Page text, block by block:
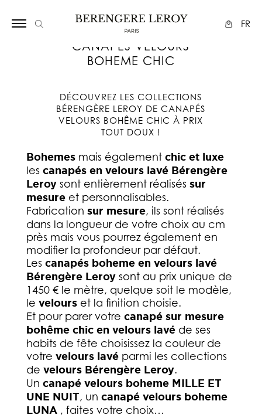
FR
CANAPÉS VELOURS
BOHEME CHIC
DÉCOUVREZ LES COLLECTIONS
BÉRENGÈRE LEROY DE CANAPÉS
VELOURS BOHÊME CHIC À PRIX
TOUT DOUX !
Bohemesmais égalementchic et luxe
les canapés en velours lavé Bérengère
Leroysont entièrement réaliséssur
mesureet personnalisables.
Fabrication sur mesure, ils sont réalisés
dans la longueur de votre choix au cm
près mais vous pourrez également en
modifier la profondeur par défaut.
Lescanapés boheme en velours lavé
Bérengère Leroysont au prix unique de
1450 € le mètre, quelque soit le modèle,
le velourset la finition choisie.
Et pour parer votre canapé sur mesure
bohême chic en velours lavéde ses
habits de fête choisissez la couleur de
votre velours lavé parmi les collections
de velours Bérengère Leroy.
Un canapé velours boheme MILLE ET
UNE NUIT, un canapé velours boheme
LUNA, faites votre choix…